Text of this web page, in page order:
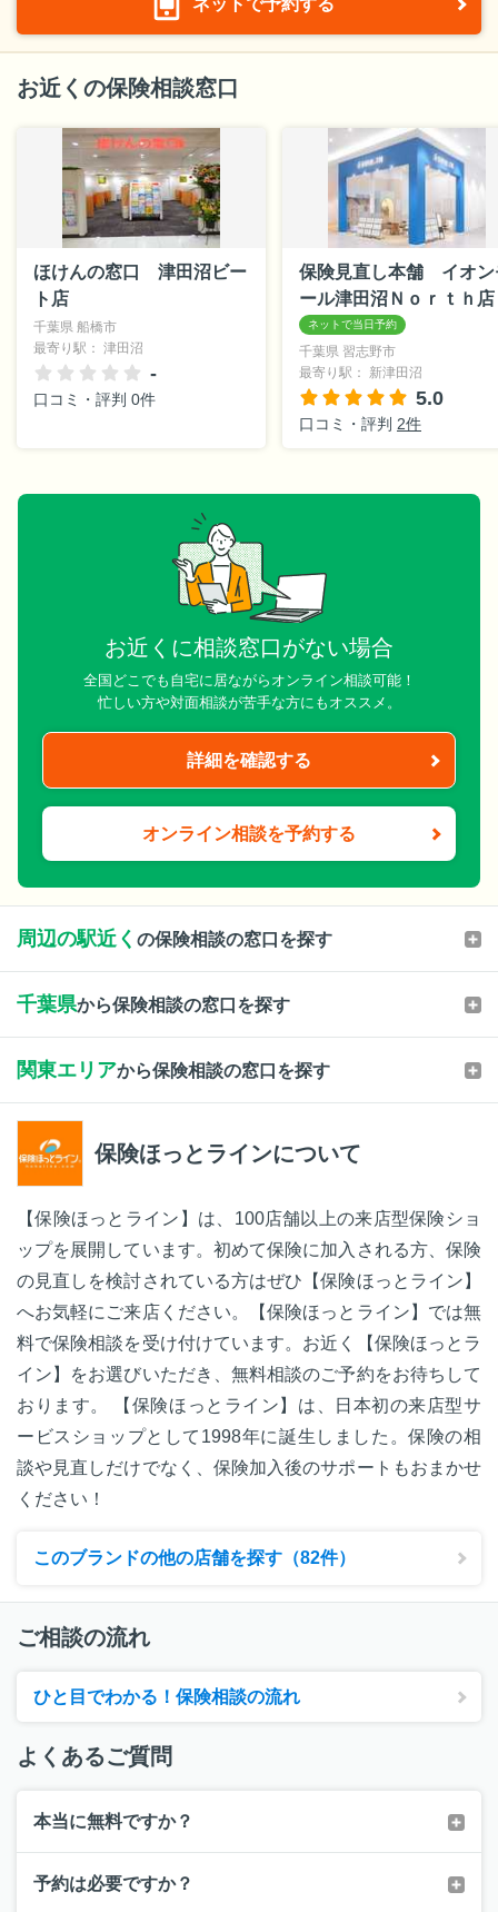
ネットで予約する
お近くの保険相談窓口
ほけんの窓口 津田沼ビー
ト店
千葉県 船橋市
最寄り駅： 津田沼
-
口コミ・評判 0件
保険見直し本舗 イオン
ール津田沼Ｎｏｒｔｈ店
千葉県 習志野市
最寄り駅： 新津田沼
5.0
口コミ・評判 2件
お近くに相談窓口がない場合
全国どこでも自宅に居ながらオンライン相談可能！
忙しい方や対面相談が苦手な方にもオススメ。
詳細を確認する
オンライン相談を予約する
周辺の駅近く の保険相談の窓口を探す
千葉県から保険相談の窓口を探す
関東エリアから保険相談の窓口を探す
保険ほっとラインについて
【保険ほっとライン】は、100店舗以上の来店型保険ショ
ップを展開しています。初めて保険に加入される方、保険
の見直しを検討されている方はぜひ【保険ほっとライン】
へお気軽にご来店ください。【保険ほっとライン】では無
料で保険相談を受け付けています。お近く【保険ほっとラ
イン】をお選びいただき、無料相談のご予約をお待ちして
おります。 【保険ほっとライン】は、日本初の来店型サ
ービスショップとして1998年に誕生しました。保険の相
談や見直しだけでなく、保険加入後のサポートもおまかせ
ください！
このブランドの他の店舗を探す（82件）
ご相談の流れ
ひと目でわかる！保険相談の流れ
よくあるご質問
本当に無料ですか？
予約は必要ですか？